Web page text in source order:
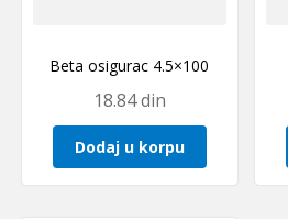
Beta osigurac 4.5×100
18.84din
Dodaj u korpu